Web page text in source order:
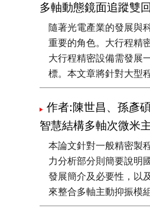
多軸動態鏡面追蹤雙
隨著光電產業的發展與
重要的角色。大行程精
大行程精密設備需發展
標。本文章將針對大型
作者:陳世昌、孫彥
智慧結構多軸次微米
本論文針對一般精密製
力分析部分則簡要說明
發展簡介及必要性，以
來整合多軸主動抑振模